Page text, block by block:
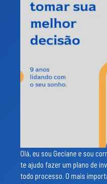
Olá, eu sou Geciane e sou
te ajudo fazer um plano de
todo processo. O mais